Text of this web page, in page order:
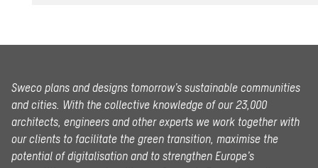
Sweco plans and designs tomorrow’s sustainable communities
and cities. With the collective knowledge of our 23,000
architects, engineers and other experts we work together with
our clients to facilitate the green transition, maximise the
potential of digitalisation and to strengthen Europe’s